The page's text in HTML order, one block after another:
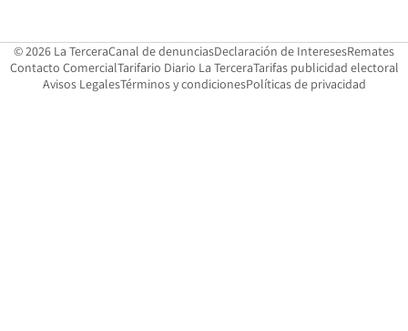
© 2026 La TerceraCanal de denunciasOpens in new window
Declaración de InteresesOpens in
Remates
Contacto ComercialOpens in new window
Tarifario Diario La TerceraOpens in new window
Tarifas publicidad electoral
Avisos LegalesOpens in new window
Términos y condicionesPolíticas de privacidad